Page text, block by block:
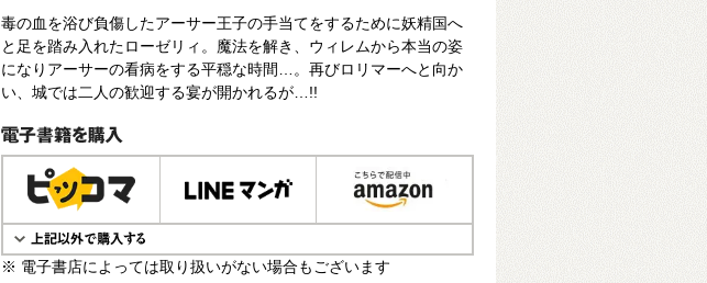
毒の血を浴び負傷したアーサー王子の手当てをするために妖精国へ
と足を踏み入れたローゼリィ。魔法を解き、ウィレムから本当の姿
になりアーサーの看病をする平穏な時間…。再びロリマーへと向か
い、城では二人の歓迎する宴が開かれるが…!!
電子書籍で購入
※ 電子書店によっては取り扱いがない場合もございます